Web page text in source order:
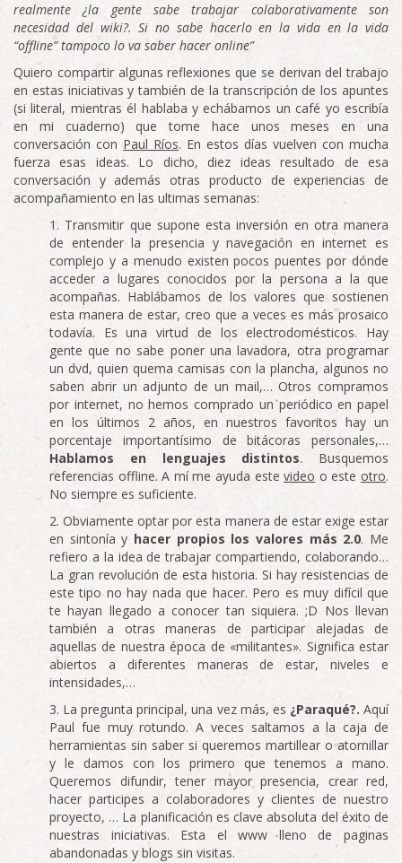
realmente ¿la gente sabe trabajar colaborativamente son
necesidad del wiki?. Si no sabe hacerlo en la vida en la vida
“offline” tampoco lo va saber hacer online”
Quiero compartir algunas reflexiones que se derivan del trabajo
en estas iniciativas y también de la transcripción de los apuntes
(si literal, mientras él hablaba y echábamos un café yo escribía
en mi cuaderno) que tome hace unos meses en una
conversación con Paul Ríos. En estos días vuelven con mucha
fuerza esas ideas. Lo dicho, diez ideas resultado de esa
conversación y además otras producto de experiencias de
acompañamiento en las ultimas semanas:
Transmitir que supone esta inversión en otra manera
de entender la presencia y navegación en internet es
complejo y a menudo existen pocos puentes por dónde
acceder a lugares conocidos por la persona a la que
acompañas. Hablábamos de los valores que sostienen
esta manera de estar, creo que a veces es más prosaico
todavía. Es una virtud de los electrodomésticos. Hay
gente que no sabe poner una lavadora, otra programar
un dvd, quien quema camisas con la plancha, algunos no
saben abrir un adjunto de un mail,… Otros compramos
por internet, no hemos comprado un periódico en papel
en los últimos 2 años, en nuestros favoritos hay un
porcentaje importantísimo de bitácoras personales,…
Hablamos en lenguajes distintos. Busquemos
referencias offline. A mí me ayuda estevideo o esteotro.
No siempre es suficiente.
Obviamente optar por esta manera de estar exige estar
en sintonía y hacer propios los valores más 2.0. Me
refiero a la idea de trabajar compartiendo, colaborando…
La gran revolución de esta historia. Si hay resistencias de
este tipo no hay nada que hacer. Pero es muy difícil que
te hayan llegado a conocer tan siquiera. ;D Nos llevan
también a otras maneras de participar alejadas de
aquellas de nuestra época de «militantes». Significa estar
abiertos a diferentes maneras de estar, niveles e
intensidades,…
La pregunta principal, una vez más, es ¿Paraqué?. Aquí
Paul fue muy rotundo. A veces saltamos a la caja de
herramientas sin saber si queremos martillear o atornillar
y le damos con los primero que tenemos a mano.
Queremos difundir, tener mayor presencia, crear red,
hacer participes a colaboradores y clientes de nuestro
proyecto, … La planificación es clave absoluta del éxito de
nuestras iniciativas. Esta el www lleno de paginas
abandonadas y blogs sin visitas.